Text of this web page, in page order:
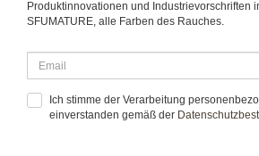
Produktinnovationen und Industrievorschriften
SFUMATURE, alle Farben des Rauches.
Ich stimme der Verarbeitung
einverstanden gemäß der